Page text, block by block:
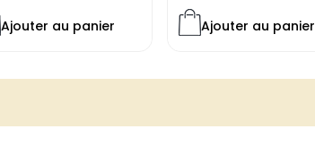
Ajouter au panier Ajouter au panier